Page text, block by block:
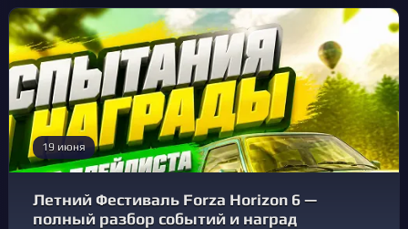
19 июня
Летний Фестиваль Forza Horizon 6 —
полный разбор событий и наград